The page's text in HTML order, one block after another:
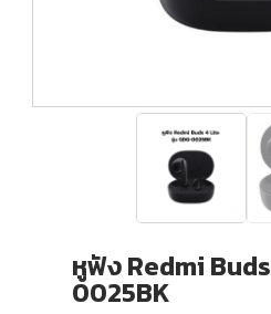
หูฟัง Redmi
0025BK